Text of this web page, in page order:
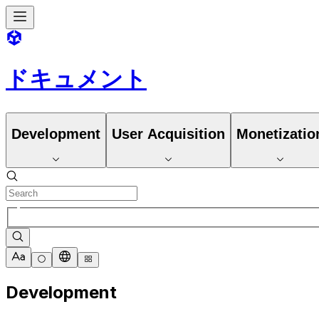
ドキュメント
Development User Acquisition
Development